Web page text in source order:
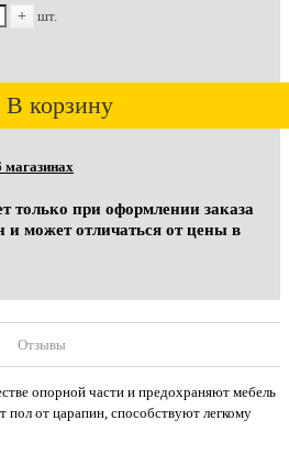
+ шт.
В корзину
магазинах
только при оформлении заказа
и может отличаться от цены в
Отзывы
опорной части и предохраняют мебель
от царапин, способствуют легкому